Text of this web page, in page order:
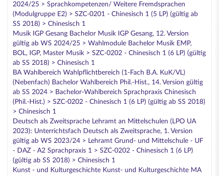
2024/25 > Sprachkompetenzen/ Weitere Fremdsprachen
(Modulgruppe E2) > SZC-0201 - Chinesisch 1 (5 LP) (gültig ab
SS 2018) > Chinesisch 1
Musik IGP Gesang Bachelor Musik IGP Gesang, 12. Version
gültig ab WS 2024/25 > Wahlmodule Bachelor Musik EMP,
BOL, IGP, Master Musik > SZC-0202 - Chinesisch 1 (6 LP) (gültig
ab SS 2018) > Chinesisch 1
BA Wahlbereich Wahlpflichtbereich (1-Fach B.A. KuK/VL)
(Nebenfach) Bachelor Wahlbereich Phil.-Hist., 14. Version gültig
ab SS 2024 > Bachelor-Wahlbereich Sprachpraxis Chinesisch
(Phil.-Hist.) > SZC-0202 - Chinesisch 1 (6 LP) (gültig ab SS 2018)
> Chinesisch 1
Deutsch als Zweitsprache Lehramt an Mittelschulen (LPO UA
2023): Unterrichtsfach Deutsch als Zweitsprache, 1. Version
gültig ab WS 2023/24 > Lehramt Grund- und Mittelschule - UF
- DAZ - A2 Sprachpraxis 1 > SZC-0202 - Chinesisch 1 (6 LP)
(gültig ab SS 2018) > Chinesisch 1
Kunst - und Kulturgeschichte Kunst- und Kulturgeschichte MA